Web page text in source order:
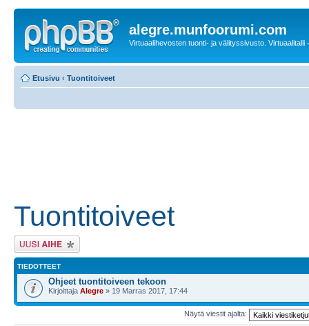
alegre.munfoorumi.com
Virtuaalihevosten tuonti- ja välityssivusto. Virtuaalitalli
Etusivu ‹ Tuontitoiveet
Tuontitoiveet
Lähetä uusi viesti
TIEDOTTEET
Ohjeet tuontitoiveen tekoon
Kirjoittaja Alegre » 19 Marras 2017, 17:44
Näytä viestit ajalta: